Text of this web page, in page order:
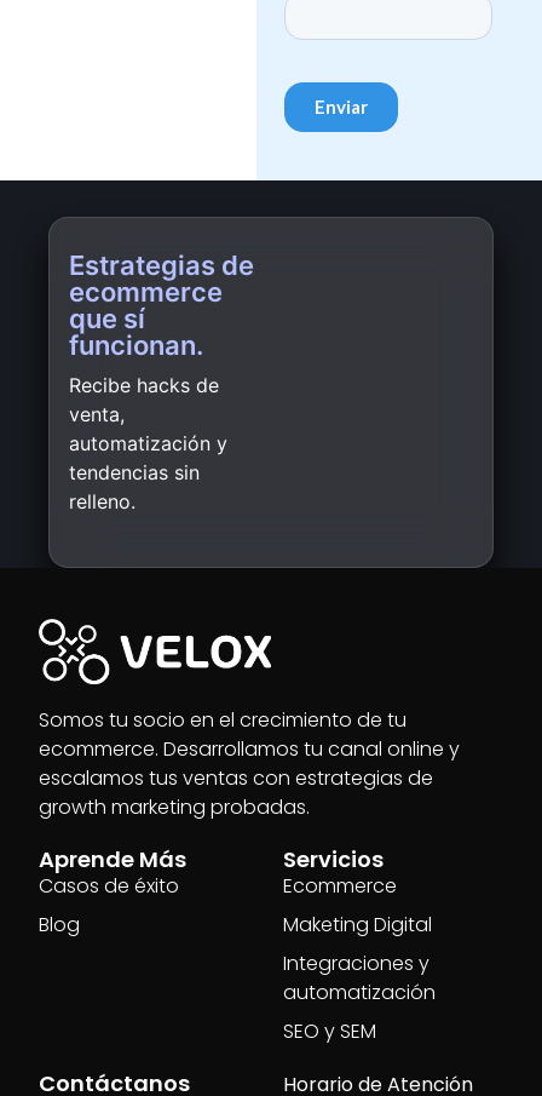
Estrategias de
ecommerce
que sí
funcionan.
Recibe hacks de
venta,
automatización y
tendencias sin
relleno.
Somos tu socio en el crecimiento de tu
ecommerce. Desarrollamos tu canal online y
escalamos tus ventas con estrategias de
growth marketing probadas.
Aprende Más
Casos de éxito
Blog
Servicios
Ecommerce
Maketing Digital
Integraciones y
automatización
SEO y SEM
Contáctanos Horario de Atención